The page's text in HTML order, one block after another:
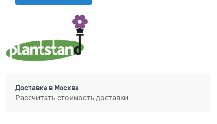
Доставка в Москва
Рассчитать стоимость доставки